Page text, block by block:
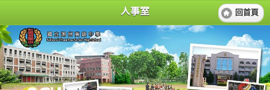
人事室 回首頁